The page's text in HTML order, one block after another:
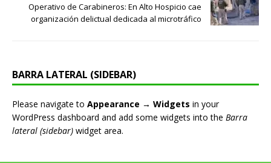
Operativo de Carabineros: En Alto Hospicio cae
organización delictual dedicada al microtráfico
BARRA LATERAL (SIDEBAR)
Please navigate to Appearance → Widgets in your
WordPress dashboard and add some widgets into the Barra
lateral (sidebar) widget area.